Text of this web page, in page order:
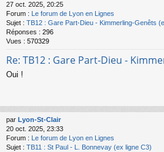
27 oct. 2025, 20:25
Forum :
Le forum de Lyon en Lignes
Sujet : TB12 : Gare Part-Dieu - Kimmerling-Genêts
Réponses : 296
Vues : 570329
Re: TB12 : Gare Part-Dieu -
Oui !
par Lyon-St-Clair
20 oct. 2025, 23:33
Forum : Le forum de Lyon en Lignes
Sujet : TB11 : St Paul - L. Bonnevay (ex ligne C3)